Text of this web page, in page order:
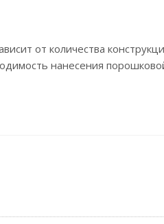
от количества
нанесения